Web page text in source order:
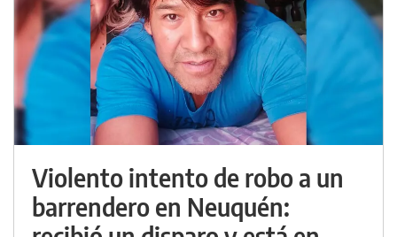
Violento intento de robo a un
barrendero en Neuquén: